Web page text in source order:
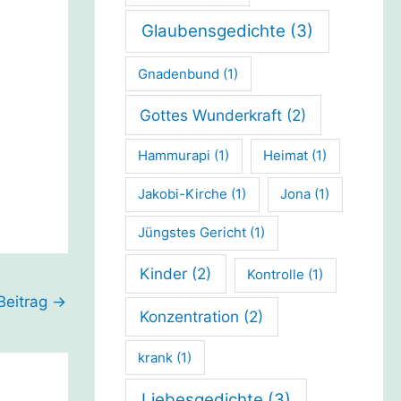
→
Glaubensgedichte (3)
Gnadenbund (1)
Gottes Wunderkraft (2)
Hammurapi (1) Heimat (1)
Jakobi-Kirche (1) Jona (1)
Jüngstes Gericht (1)
Kinder (2) Kontrolle (1)
Konzentration (2)
krank (1)